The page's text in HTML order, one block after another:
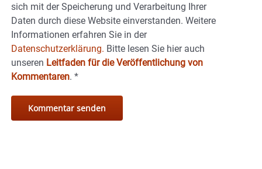
sich mit der Speicherung und Verarbeitung Ihrer
Daten durch diese Website einverstanden. Weitere
Informationen erfahren Sie in der
Datenschutzerklärung. Bitte lesen Sie hier auch
unseren Leitfaden für die Veröffentlichung von
Kommentaren. *